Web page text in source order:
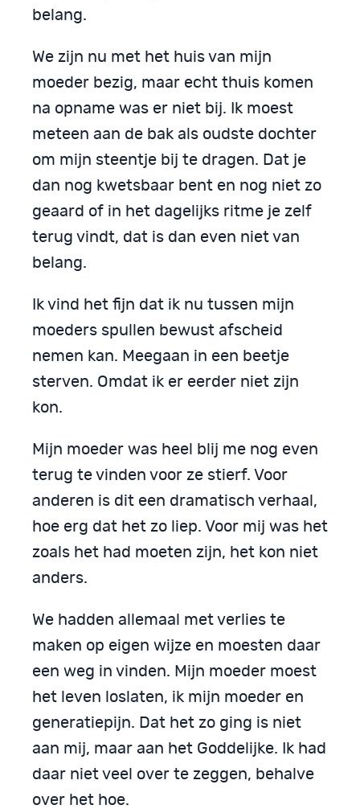
belang.
We zijn nu met het huis van mijn
moeder bezig, maar echt thuis komen
na opname was er niet bij. Ik moest
meteen aan de bak als oudste dochter
om mijn steentje bij te dragen. Dat je
dan nog kwetsbaar bent en nog niet zo
geaard of in het dagelijks ritme je zelf
terug vindt, dat is dan even niet van
belang.
Ik vind het fijn dat ik nu tussen mijn
moeders spullen bewust afscheid
nemen kan. Meegaan in een beetje
sterven. Omdat ik er eerder niet zijn
kon.
Mijn moeder was heel blij me nog even
terug te vinden voor ze stierf. Voor
anderen is dit een dramatisch verhaal,
hoe erg dat het zo liep. Voor mij was het
zoals het had moeten zijn, het kon niet
anders.
We hadden allemaal met verlies te
maken op eigen wijze en moesten daar
een weg in vinden. Mijn moeder moest
het leven loslaten, ik mijn moeder en
generatiepijn. Dat het zo ging is niet
aan mij, maar aan het Goddelijke. Ik had
daar niet veel over te zeggen, behalve
over het hoe.